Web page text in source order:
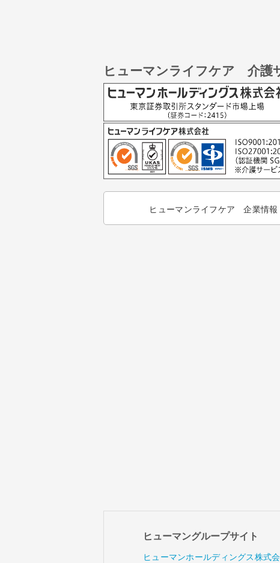
ヒューマンライフケア 介護
ヒューマンライフケア 企業情報
ヒューマングループサイト
ヒューマンホールディングス株式